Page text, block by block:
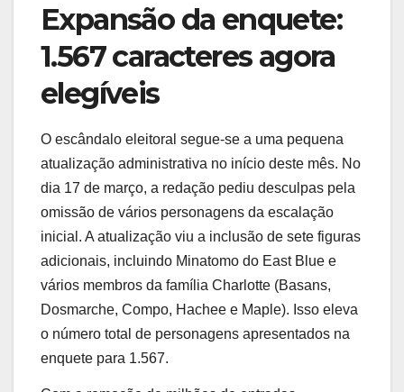
Expansão da enquete:
1.567 caracteres agora
elegíveis
O escândalo eleitoral segue-se a uma pequena
atualização administrativa no início deste mês. No
dia 17 de março, a redação pediu desculpas pela
omissão de vários personagens da escalação
inicial. A atualização viu a inclusão de sete figuras
adicionais, incluindo Minatomo do East Blue e
vários membros da família Charlotte (Basans,
Dosmarche, Compo, Hachee e Maple). Isso eleva
o número total de personagens apresentados na
enquete para 1.567.